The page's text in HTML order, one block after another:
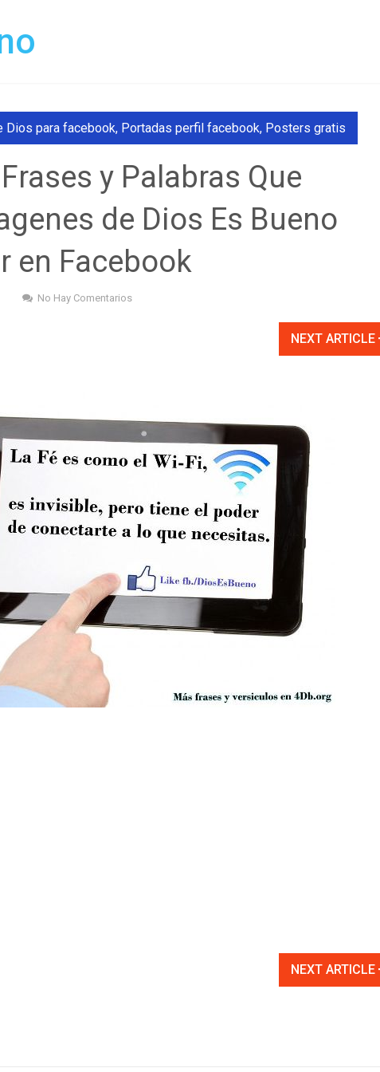
Dios para facebook, Portadas perfil facebook, Posters gratis
y Palabras Que
de Dios Es Bueno
en Facebook
No Hay Comentarios
NEXT ARTICLE
NEXT ARTICLE